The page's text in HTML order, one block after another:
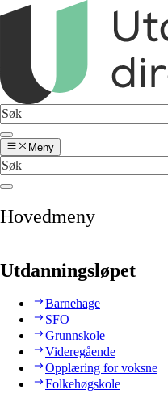
Meny
Hovedmeny
Utdanningsløpet
Barnehage
SFO
Grunnskole
Videregående
Opplæring for voksne
Folkehøgskole